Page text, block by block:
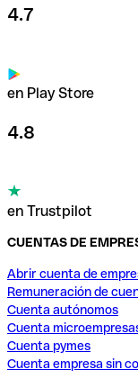
4.7
en Play Store
4.8
en Trustpilot
CUENTAS DE
Abrir cuenta de
Remuneración de
Cuenta autónomos
Cuenta
Cuenta pymes
Cuenta empresa sin